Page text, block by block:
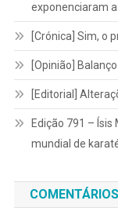
exponenciaram
[Crónica] Sim, o
[Opinião]
[Editorial]
Edição 791 –
mundial de